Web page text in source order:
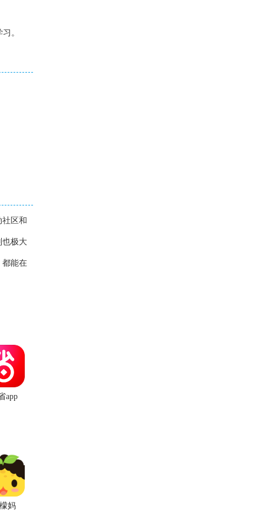
。
区和
也极大
都能在
app
妈